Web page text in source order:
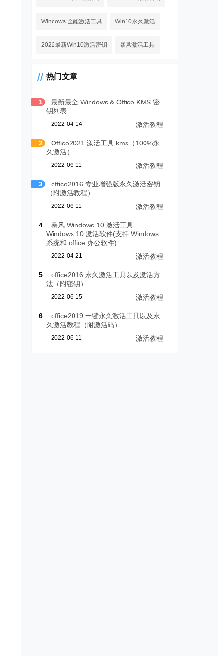
Windows 全能激活工具 Win10永久激活
2022最新Win10激活密钥 暴风激活工具
热门文章
1
最新最全 Windows & Office KMS 密
钥列表
2022-04-14 激活教程
2
Office2021 激活工具 kms（100%永
久激活）
2022-06-11 激活教程
3
office2016 专业增强版永久激活密钥
（附激活教程）
2022-06-11 激活教程
4
暴风 Windows 10 激活工具
Windows 10 激活软件(支持 Windows
系统和 office 办公软件)
2022-04-21 激活教程
5
office2016 永久激活工具以及激活方
法（附密钥）
2022-06-15 激活教程
6
office2019 一键永久激活工具以及永
久激活教程（附激活码）
2022-06-11 激活教程